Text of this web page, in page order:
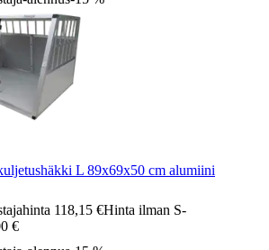
L 89x69x50 cm alumiini
118,15 €Hinta ilman S-
€